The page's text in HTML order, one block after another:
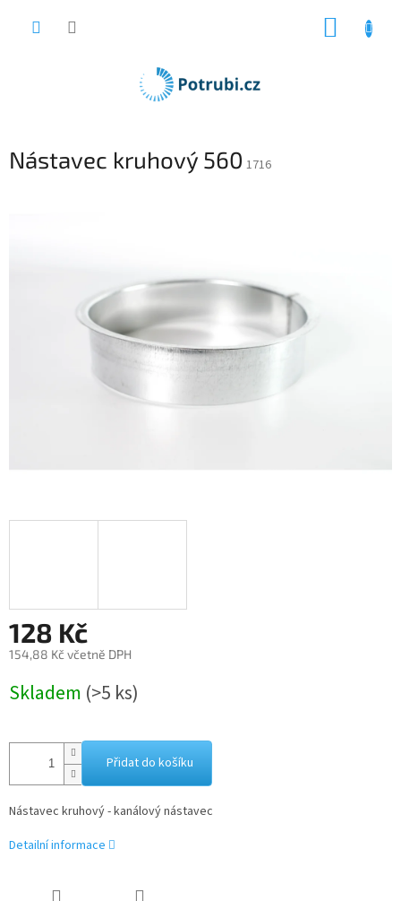
Nástavec kruhový 560 1716
128 Kč
154,88 Kč včetně DPH
cena:
Skladem (>5 ks)
Přidat do košíku
Nástavec kruhový - kanálový nástavec
Detailní informace